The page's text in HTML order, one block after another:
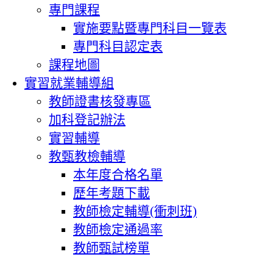
專門課程
實施要點暨專門科目一覽表
專門科目認定表
課程地圖
實習就業輔導組
教師證書核發專區
加科登記辦法
實習輔導
教甄教檢輔導
本年度合格名單
歷年考題下載
教師檢定輔導(衝刺班)
教師檢定通過率
教師甄試榜單